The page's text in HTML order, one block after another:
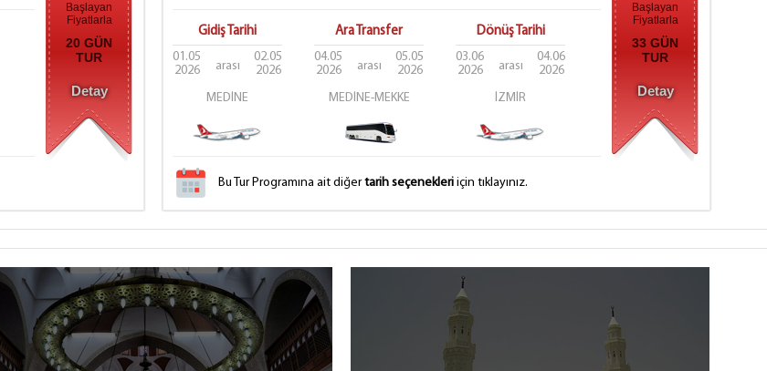
Başlayan
Fiyatlarla
20 GÜN
TUR
Detay
Gidiş Tarihi
01.05
2026
arası
02.05
2026
MEDİNE
Ara Transfer
04.05
2026
arası
05.05
2026
MEDİNE-MEKKE
Dönüş Tarihi
03.06
2026
arası
04.06
2026
İZMİR
Bu Tur Programına ait diğertarih seçenekleri için tıklayınız.
Başlayan
Fiyatlarla
33 GÜN
TUR
Detay